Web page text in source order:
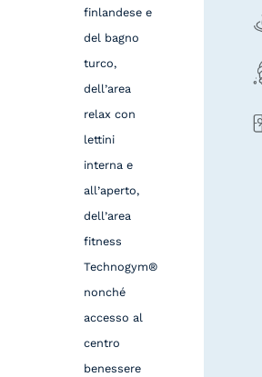
finlandese e
del bagno
turco,
dell’area
relax con
lettini
interna e
all’aperto,
dell’area
fitness
Technogym®
nonché
accesso al
centro
benessere